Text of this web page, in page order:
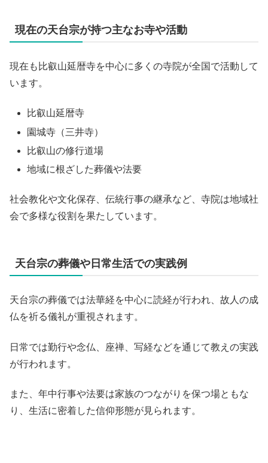
現在の天台宗が持つ主なお寺や活動
現在も比叡山延暦寺を中心に多くの寺院が全国で活動して
います。
比叡山延暦寺
園城寺（三井寺）
比叡山の修行道場
地域に根ざした葬儀や法要
社会教化や文化保存、伝統行事の継承など、寺院は地域社
会で多様な役割を果たしています。
天台宗の葬儀や日常生活での実践例
天台宗の葬儀では法華経を中心に読経が行われ、故人の成
仏を祈る儀礼が重視されます。
日常では勤行や念仏、座禅、写経などを通じて教えの実践
が行われます。
また、年中行事や法要は家族のつながりを保つ場ともな
り、生活に密着した信仰形態が見られます。